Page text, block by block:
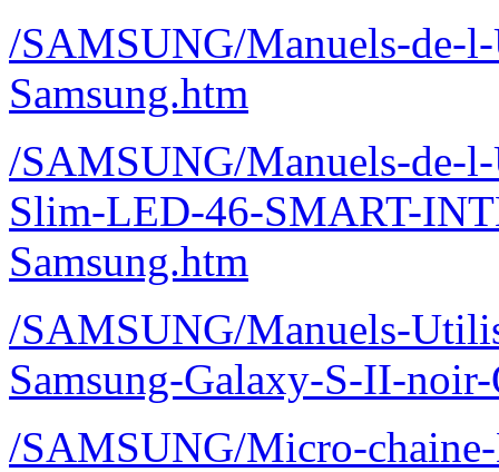
/SAMSUNG/Manuels-de-
Samsung.htm
/SAMSUNG/Manuels-de-
Slim-LED-46-SMART-
Samsung.htm
/SAMSUNG/Manuels-
Samsung-Galaxy-S-II-
/SAMSUNG/Micro-